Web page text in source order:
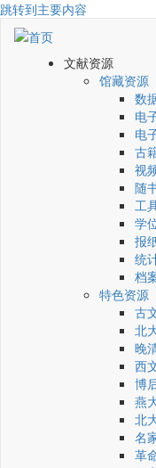
跳转到主要内容
文献资源
馆藏资源
数
电
电
古
视
随
工
学
报
统
档
特色资源
古
北
晚
西
博
燕
北
名
革